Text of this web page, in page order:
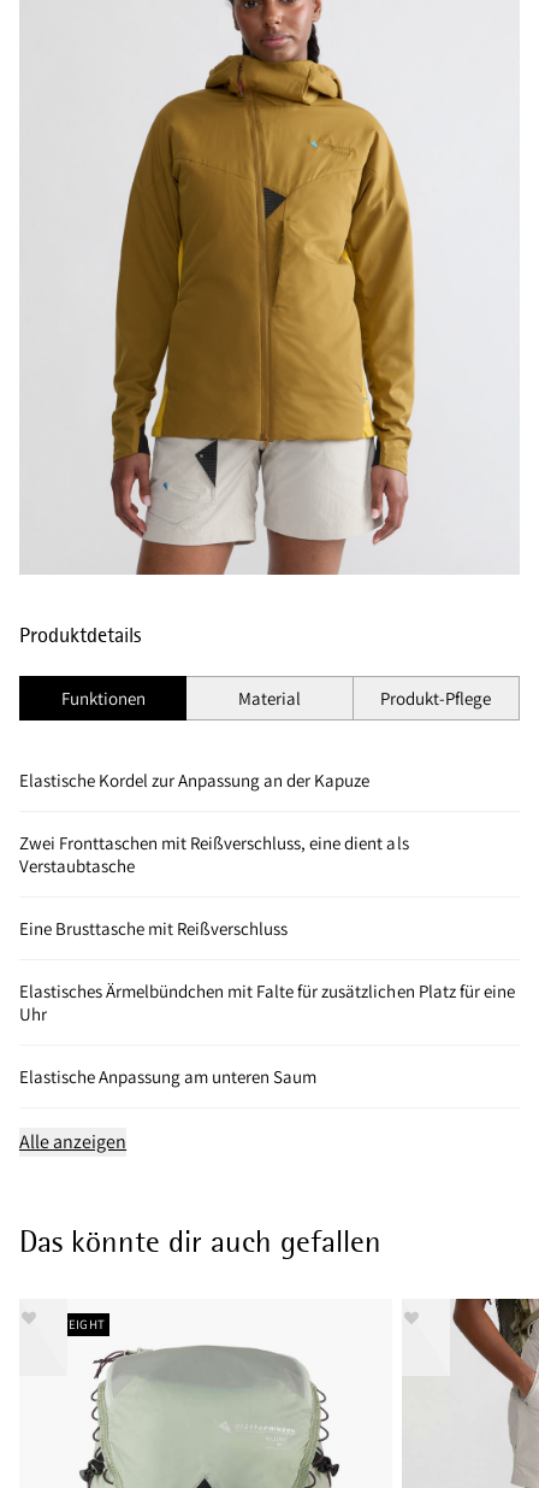
Produktdetails
Funktionen Material Produkt-Pflege
Elastische Kordel zur Anpassung an der Kapuze
Zwei Fronttaschen mit Reißverschluss, eine dient als
Verstaubtasche
Eine Brusttasche mit Reißverschluss
Elastisches Ärmelbündchen mit Falte für zusätzlichen Platz für eine
Uhr
Elastische Anpassung am unteren Saum
Alle anzeigen
Das könnte dir auch gefallen
LIGHTWEIGHT